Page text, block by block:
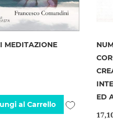
MEDITAZIONE
al Carrello
Aggiungi
ED